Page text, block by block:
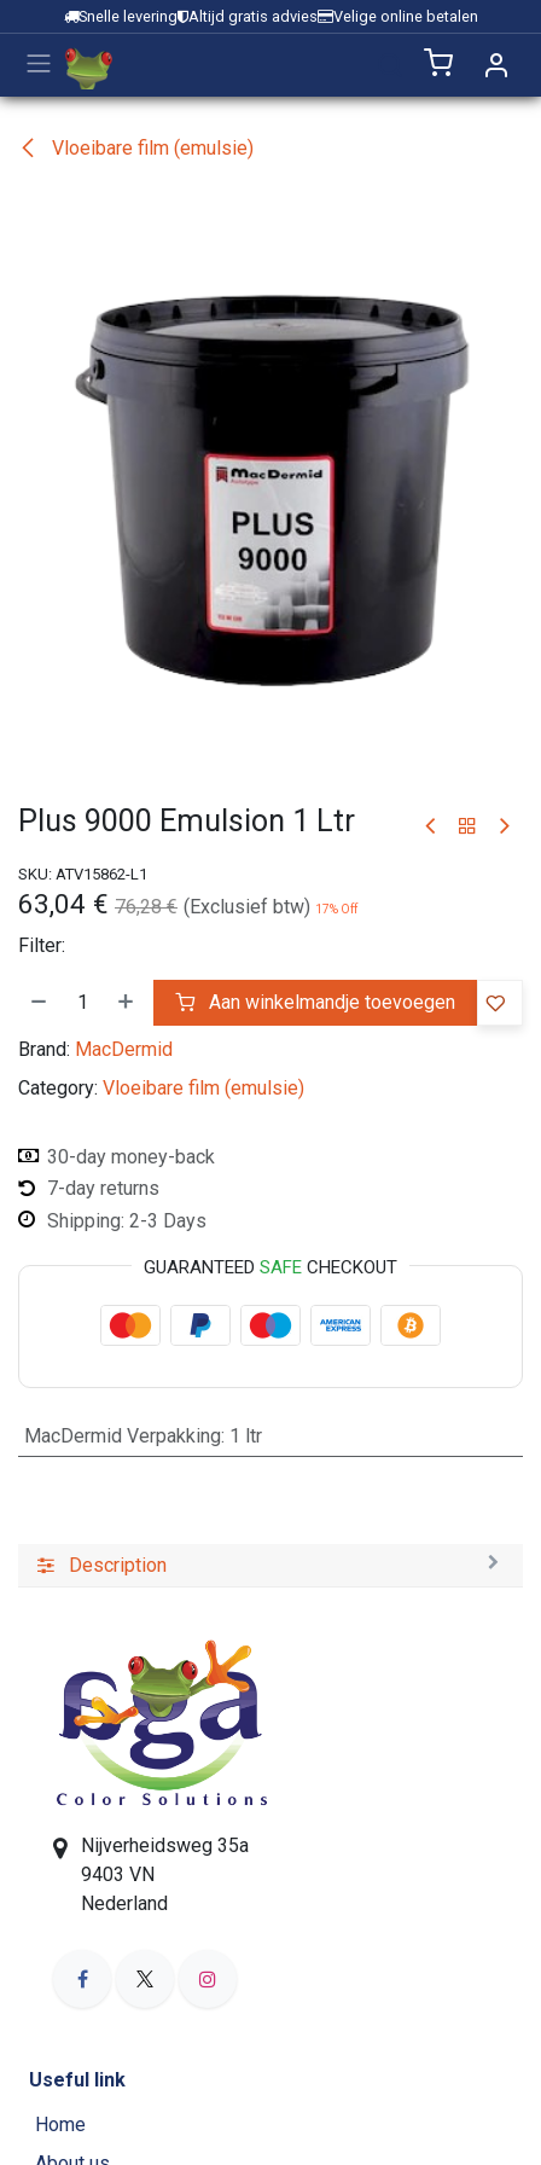
Overslaan naar inhoud
Snelle levering Altijd gratis advies Velige online betalen
Vloeibare film (emulsie)
Plus 9000 Emulsion 1 Ltr
SKU: ATV15862-L1
63,04 € 76,28€ (Exclusief btw) 17% Off
Filter:
Aan winkelmandje toevoegen
Brand: MacDermid
Category: Vloeibare film (emulsie)
30-day money-back
7-day returns
Shipping: 2-3 Days
GUARANTEED SAFE CHECKOUT
MacDermid Verpakking: 1 ltr
Description
Nijverheidsweg 35a
9403 VN
Nederland
Useful link
Home